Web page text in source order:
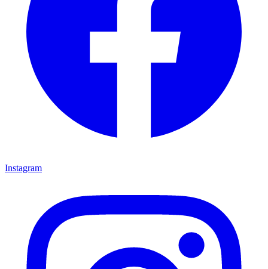
Instagram